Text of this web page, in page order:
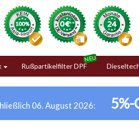
Rußpartikelfilter DPF
06. August 2026: